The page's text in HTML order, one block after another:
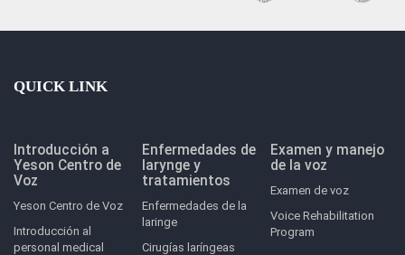
QUICK LINK
Introducción a
Yeson Centro de
Voz
Yeson Centro de Voz
Introducción al
personal medical
Enfermedades de
larynge y
tratamientos
Enfermedades de la
laringe
Cirugías laríngeas
Examen y manejo
de la voz
Examen de voz
Voice Rehabilitation
Program